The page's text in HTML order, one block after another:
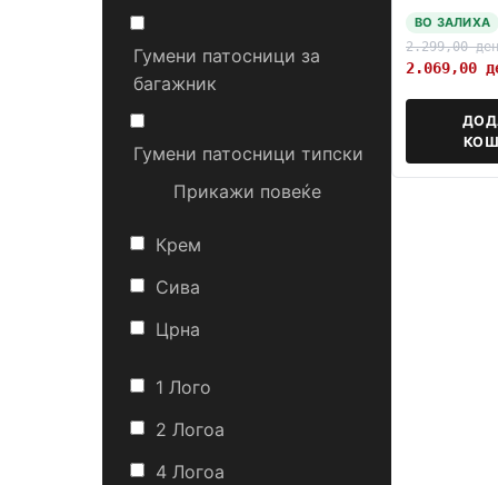
Гумени патосници за
багажник
Гумени патосници типски
Прикажи повеќе
Крем
Сива
Црна
1 Лого
2 Логоa
4 Логоa
ВО ЗАЛИХА
2.299,00ден
2.069,00